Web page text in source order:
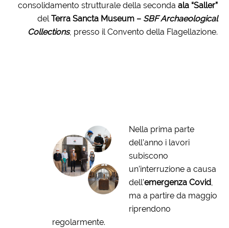
consolidamento strutturale della seconda ala “Saller”
delTerra Sancta Museum – SBF Archaeological
Collections, presso il Convento della Flagellazione.
Nella prima parte
dell’anno i lavori
subiscono
un’interruzione a causa
dell’emergenza Covid,
ma a partire da maggio
riprendono
regolarmente.